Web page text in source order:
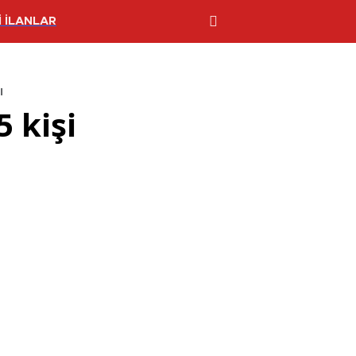
İLANLAR
kişi